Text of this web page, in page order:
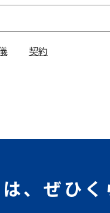
契約
、 ぜひ